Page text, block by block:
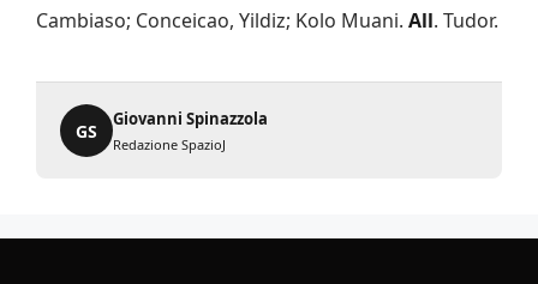
Cambiaso; Conceicao, Yildiz; Kolo Muani. All. Tudor.
GS
Giovanni Spinazzola
Redazione SpazioJ